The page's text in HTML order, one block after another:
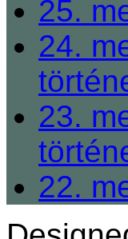
25.
24.
23.
22.